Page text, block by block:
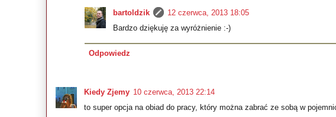
bartoldzik
12 czerwca, 2013 18:05
Bardzo dziękuję za wyróżnienie :-)
Odpowiedz
Kiedy Zjemy 10 czerwca, 2013 22:14
to super opcja na obiad do pracy, który można zabrać ze sobą w